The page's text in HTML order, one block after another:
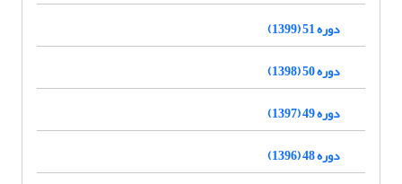
دوره 51 (1399)
دوره 50 (1398)
دوره 49 (1397)
دوره 48 (1396)